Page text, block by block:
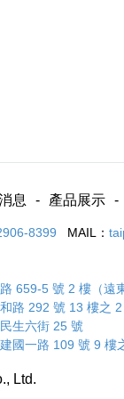
息 產品展示
8399 MAIL：
659-5 號 2 樓（遠
路 292 號 13 樓之 2
生六街 25 號
國一路 109 號 9 樓
Ltd.